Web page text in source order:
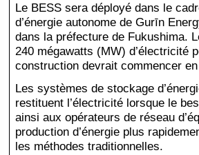
Le BESS sera déployé dans le
d’énergie autonome de Gurīn
dans la préfecture de Fukushima.
240 mégawatts (MW) d’électricité
construction devrait commencer
Les systèmes de stockage
restituent l’électricité lorsque le
ainsi aux opérateurs de réseau
production d’énergie plus
les méthodes traditionnelles.